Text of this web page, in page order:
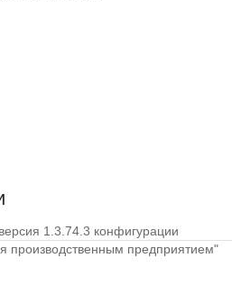
1.3.74.3 конфигурации
производственным предприятием"